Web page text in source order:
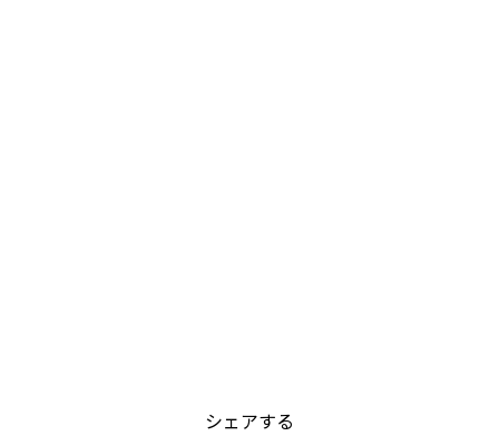
シェアする